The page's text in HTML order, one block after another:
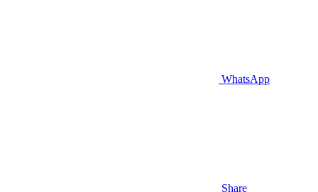
WhatsApp
Share